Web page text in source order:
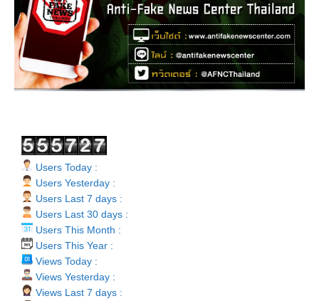
Users Today :
Users Yesterday :
Users Last 7 days :
Users Last 30 days :
Users This Month :
Users This Year :
Views Today :
Views Yesterday :
Views Last 7 days :